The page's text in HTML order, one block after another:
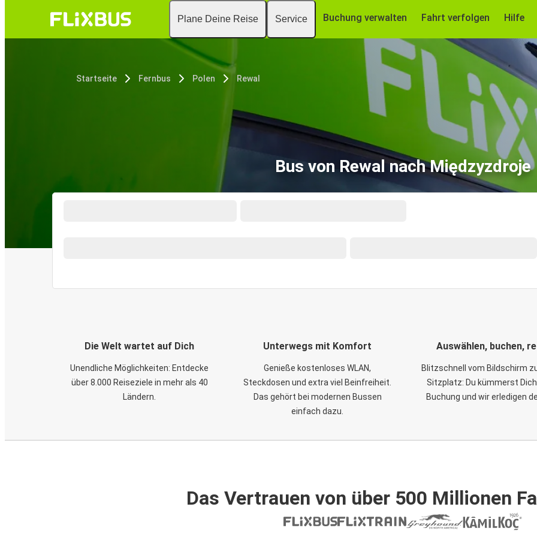
Plane Deine Reise Service Buchung verwalten Fahrt verfolgen Hilfe
Startseite Fernbus Polen Rewal
Bus von Rewal nach Międzyzdroje
Die Welt wartet auf Dich
Unendliche Möglichkeiten: Entdecke
über 8.000 Reiseziele in mehr als 40
Ländern.
Unterwegs mit Komfort
Genieße kostenloses WLAN,
Steckdosen und extra viel Beinfreiheit.
Das gehört bei modernen Bussen
einfach dazu.
Auswählen, buchen,
Blitzschnell vom Bildschirm
Sitzplatz: Du kümmerst
Buchung und wir erledigen
Das Vertrauen von über 500 Millionen